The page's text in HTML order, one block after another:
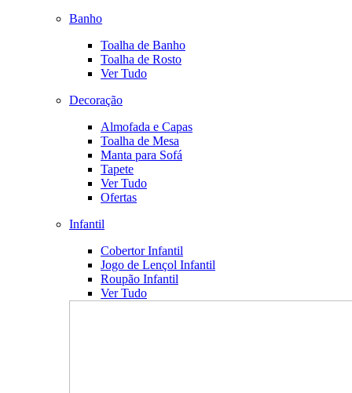
Banho
Toalha de Banho
Toalha de Rosto
Ver Tudo
Decoração
Almofada e Capas
Toalha de Mesa
Manta para Sofá
Tapete
Ver Tudo
Ofertas
Infantil
Cobertor Infantil
Jogo de Lençol Infantil
Roupão Infantil
Ver Tudo